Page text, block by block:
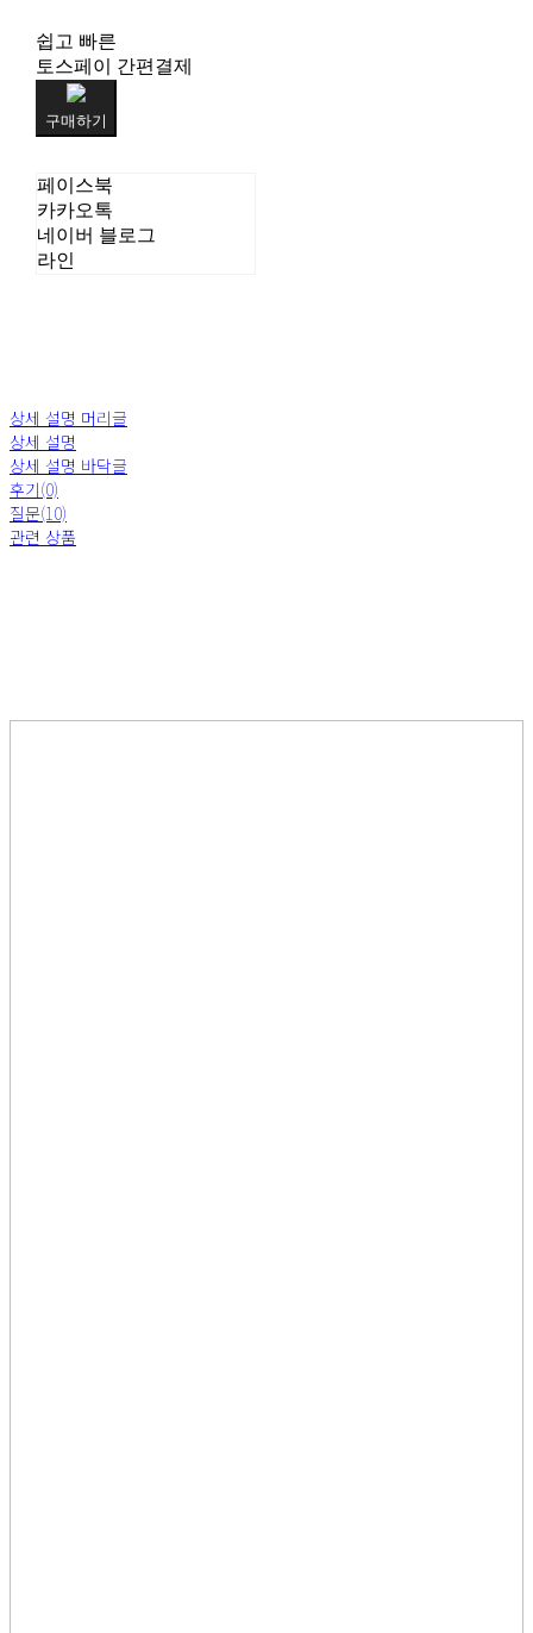
쉽고 빠른
토스페이 간편결제
구매하기
페이스북
카카오톡
네이버 블로그
라인
상세 설명 머리글
상세 설명
상세 설명 바닥글
후기(0)
질문(10)
관련 상품